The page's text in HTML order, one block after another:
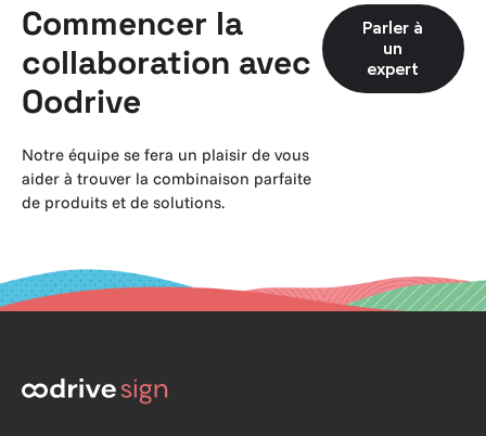
Commencer la
collaboration avec
Oodrive
Notre équipe se fera un plaisir de vous
aider à trouver la combinaison parfaite
de produits et de solutions.
Parler à
un
expert